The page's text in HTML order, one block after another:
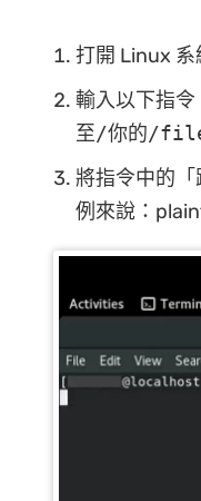
打開 Linux 系
輸入以下指
至/你的/
將指令中的
例來說：